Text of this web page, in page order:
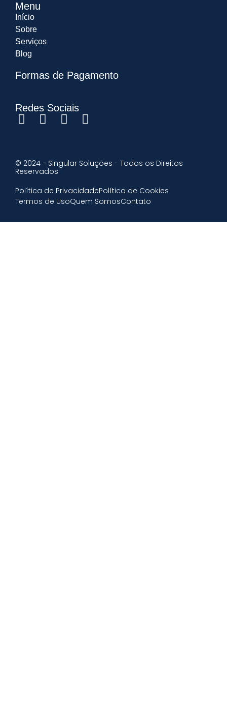
Menu
Início
Sobre
Serviços
Blog
Formas de Pagamento
Redes Sociais
© 2024 - Singular Soluções - Todos os Direitos
Reservados
Política de PrivacidadePolítica de Cookies
Termos de UsoQuem SomosContato